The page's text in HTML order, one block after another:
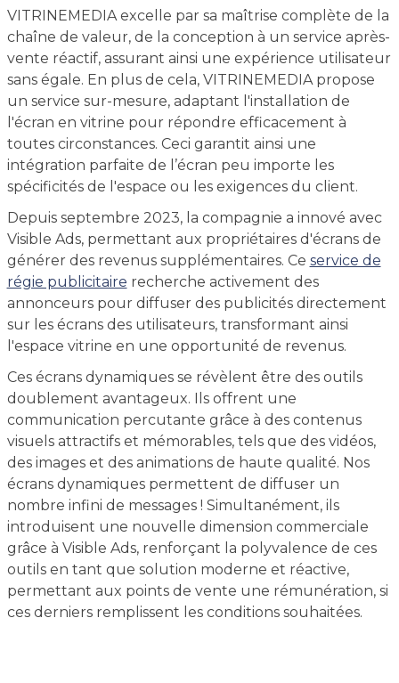
VITRINEMEDIA excelle par sa maîtrise complète de la
chaîne de valeur, de la conception à un service après-
vente réactif, assurant ainsi une expérience utilisateur
sans égale. En plus de cela, VITRINEMEDIA propose
un service sur-mesure, adaptant l'installation de
l'écran en vitrine pour répondre efficacement à
toutes circonstances. Ceci garantit ainsi une
intégration parfaite de l’écran peu importe les
spécificités de l'espace ou les exigences du client.
Depuis septembre 2023, la compagnie a innové avec
Visible Ads, permettant aux propriétaires d'écrans de
générer des revenus supplémentaires. Ce service de
régie publicitaire recherche activement des
annonceurs pour diffuser des publicités directement
sur les écrans des utilisateurs, transformant ainsi
l'espace vitrine en une opportunité de revenus.
Ces écrans dynamiques se révèlent être des outils
doublement avantageux. Ils offrent une
communication percutante grâce à des contenus
visuels attractifs et mémorables, tels que des vidéos,
des images et des animations de haute qualité. Nos
écrans dynamiques permettent de diffuser un
nombre infini de messages ! Simultanément, ils
introduisent une nouvelle dimension commerciale
grâce à Visible Ads, renforçant la polyvalence de ces
outils en tant que solution moderne et réactive,
permettant aux points de vente une rémunération, si
ces derniers remplissent les conditions souhaitées.